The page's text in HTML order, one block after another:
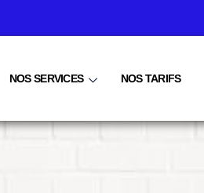
NOS SERVICES NOS TARIFS